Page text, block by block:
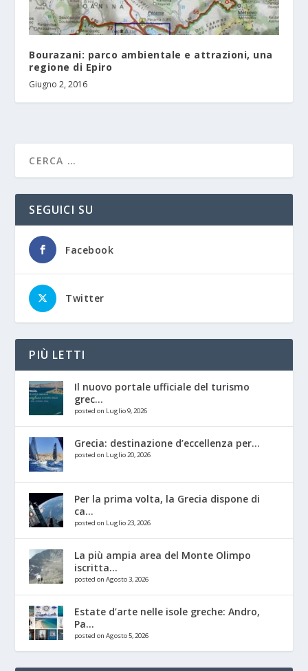
Βourazani: parco ambientale e attrazioni, una
regione di Epiro
Giugno 2, 2016
SEGUICI SU
Facebook
Twitter
PIÙ LETTI
Il nuovo portale ufficiale del turismo
grec...
posted on Luglio 9, 2026
Grecia: destinazione d’eccellenza per...
posted on Luglio 20, 2026
Per la prima volta, la Grecia dispone di
ca...
posted on Luglio 23, 2026
La più ampia area del Monte Olimpo
iscritta...
posted on Agosto 3, 2026
Estate d’arte nelle isole greche: Andro,
Pa...
posted on Agosto 5, 2026